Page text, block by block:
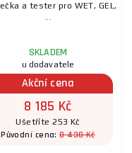
a tester pro WET, GEL,
...
SKLADEM
u dodavatele
Akční cena
8 185 Kč
Ušetříte 253 Kč
Původní cena:8 438 Kč